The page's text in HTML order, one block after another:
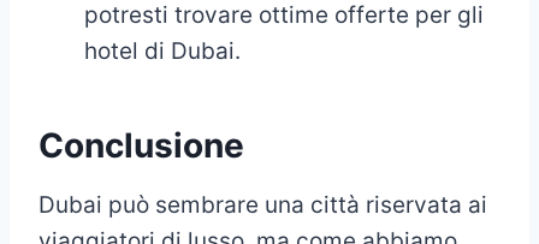
potresti trovare ottime offerte per gli
hotel di Dubai.
Conclusione
Dubai può sembrare una città riservata ai